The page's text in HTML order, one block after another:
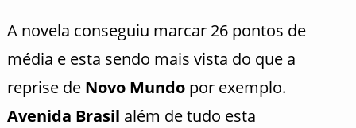
A novela conseguiu marcar 26 pontos de
média e esta sendo mais vista do que a
reprise de Novo Mundopor exemplo.
Avenida Brasil além de tudo esta